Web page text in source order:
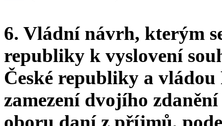
6. Vládní návrh, kterým
republiky k vyslovení
České republiky a
zamezení dvojího
oboru daní z příjmů,